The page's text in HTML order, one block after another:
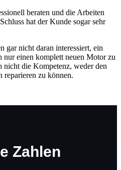
beraten und die Arbeiten
hat der Kunde sogar sehr
gar nicht daran interessiert, ein
nur einen komplett neuen Motor zu
nicht die Kompetenz, weder den
reparieren zu können.
Zahlen